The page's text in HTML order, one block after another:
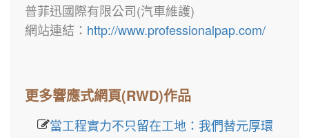
普菲迅國際有限公司(汽車維護)
網站連結： http://www.professionalpap.com/
更多響應式網頁(RWD)作品
當工程實力不只留在工地：我們替元厚環